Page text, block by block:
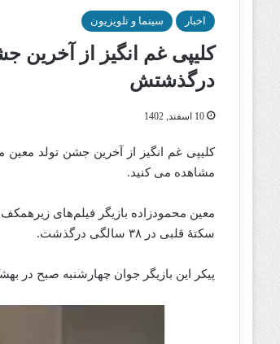
اخبار سینما و تلویزیون
کلیپی غم انگیز از آخرین
درگذشتش
10 اسفند, 1402
کلیپی غم انگیز از آخرین جشن تولد
مشاهده می کنید.
معین محمودزاده بازیگر فیلم‌های‌
سکتهٔ قلبی در ۳۸ سالگی درگذشت.
پیکر این بازیگر جوان چهارشنبه صبح در